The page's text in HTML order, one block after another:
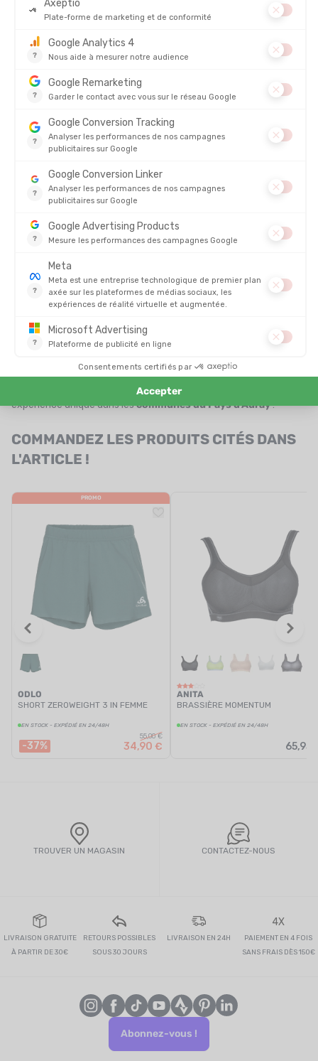
Étape 6 :Trail de la forêt de Camors
7.5km / 14km / 24km
(28 mars 2026)
Étape 7 :
avril 2026)
Étape 8 :Trail de Sainte Marie à Ploemel
2026)
Étape 9 : Trail des 3 Clochers à Plumergat13km / 25km (10
Étape 10 :Trail d'Auray10km / 15km / 29km (7 juin 2026)
Étape 11 :Courses de Landévant Sport Nature
10km / 20km
(14 juin 2026)
2026)
Étape 13 :Foulées du Large à Quiberon5km / 10km (19 juillet
Étape 14 :
Tour de Houat 19km / 9.5km (29 août 2026)
programme sportif riche et varié
permet aux participants
de s'adonner à différentes disciplines, telles que le
course sur route.À noter que de nombreusesétapes du
Challenge Douar Alrécomportent desépreuves de marche
nordique.
simple compétition sportive ; c'est une célébration de la culture
bretonne, une invitation à découvrir des paysages
exceptionnels et une opportunité de se dépasser dans une
ambiance conviviale et chaleureuse. Que vous soyez coureur
aguerri ou amateur, rejoignez l'aventure et participez à cette
expérience unique dans lescommunes du Pays d'Auray!
COMMANDEZ LES PRODUITS CITÉS DANS
L'ARTICLE !
PROMO
ODLO
SHORT ZEROWEIGHT 3 IN FEMME
EN STOCK - EXPÉDIÉ EN 24/48H
-37%
55,00 €
34,90 €
ANITA
BRASSIÈRE MOMENTUM
EN STOCK - EXPÉDIÉ EN 24/48H
65,95
TROUVER UN MAGASIN CONTACTEZ-NOUS
LIVRAISON GRATUITE
À PARTIR DE 30€
RETOURS POSSIBLES
SOUS 30 JOURS
LIVRAISON EN 24H
4X
PAIEMENT EN 4 FOIS
SANS FRAIS DÈS 150€
Abonnez-vous !